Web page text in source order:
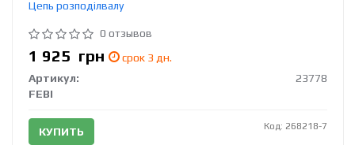
Цепь розподілвалу
0 отзывов
1 925 грн
срок 3 дн.
Артикул:
23778
FEBI
КУПИТЬ Код: 268218-7